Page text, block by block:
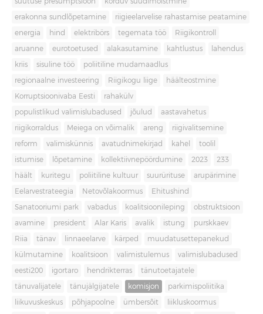
erakonna sundlõpetamine riigieelarvelise rahastamise peatamine
energia hind elektribörs tegemata töö Riigikontroll
aruanne eurotoetused alakasutamine kahtlustus lahendus
kriis sisuline töö poliitiline mudamaadlus
regionaalne investeering Riigikogu liige häälteostmine
Korruptsioonivaba Eesti rahakülv
populistlikud valimislubadused jõulud aastavahetus
riigikorraldus Meiega on võimalik areng riigivalitsemine
reform valimiskünnis avatudnimekirjad kahel toolil
istumise lõpetamine kollektiivnepöördumine 2023 233
häält kuritegu poliitiline kultuur suurürituse arupärimine
Eelarvestrateegia Netovõlakoormus Ehitushind
Sanatooriumi park vabadus koalitsioonileping obstruktsioon
avamine president Alar Karis avalik istung purskkaev
Riia tänav linnaeelarve kärped muudatusettepanekud
külmutamine koalitsioon valimistulemus valimislubadused
eesti200 igortaro hendrikterras tänutoetajatele
tänuvalijatele tänujälgijatele komisjon parkimispoliitika
liikuvuskeskus põhjapoolne ümbersõit liikluskoormus